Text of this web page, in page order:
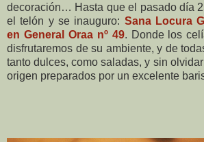
decoración… Hasta que el pasado día
el telón y se inauguro: Sana Locura
en General Oraa nº 49. Donde los
disfrutaremos de su ambiente, y de
tanto dulces, como saladas, y sin
origen preparados por un excelente